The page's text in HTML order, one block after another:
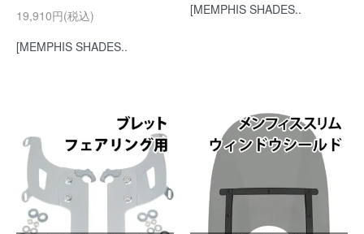
19,910円(税込)
[MEMPHIS SHADES..
[MEMPHIS SHADES..